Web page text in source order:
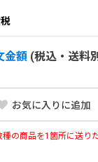
金額 (税込・送料
お気に入りに追加
の商品を1箇所に送り